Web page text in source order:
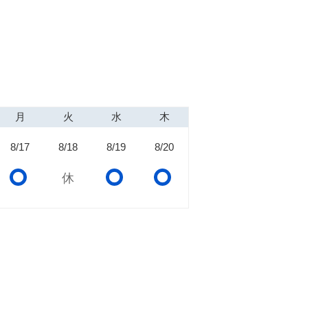
月 火 水 木
8/17 8/18 8/19 8/20